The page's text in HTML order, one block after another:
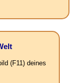
(F11) deines